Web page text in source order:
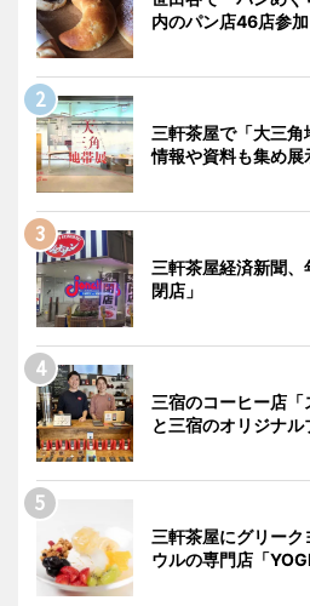
内のパン店46店参加
三軒茶屋で「大三
情報や資料も集め展
三軒茶屋経済新聞
閉店」
三宿のコーヒー店
と三宿のオリジナ
三軒茶屋にグリー
ウルの専門店「YOGI